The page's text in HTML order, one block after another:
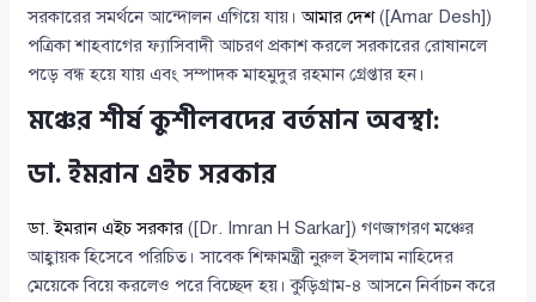
সরকারের সমর্থনে আন্দোলন এগিয়ে যায়।আমার দেশ([Amar Desh])
পত্রিকা শাহবাগের ফ্যাসিবাদী আচরণ প্রকাশ করলে সরকারের রোষানলে
পড়ে বন্ধ হয়ে যায় এবং সম্পাদক মাহমুদুর রহমান গ্রেপ্তার হন।
মঞ্চের শীর্ষ কুশীলবদের বর্তমান অবস্থা:
ডা. ইমরান এইচ সরকার
ডা. ইমরান এইচ সরকার ([Dr. Imran H Sarkar]) গণজাগরণ মঞ্চের
আহ্বায়ক হিসেবে পরিচিত। সাবেক শিক্ষামন্ত্রী নুরুল ইসলাম নাহিদের
মেয়েকে বিয়ে করলেও পরে বিচ্ছেদ হয়। কুড়িগ্রাম-৪ আসনে নির্বাচন করে